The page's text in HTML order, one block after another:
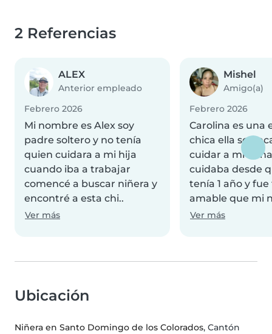
2 Referencias
ALEX
Anterior empleado
Febrero 2026
Mi nombre es Alex soy
padre soltero y no tenía
quien cuidara a mi hija
cuando iba a trabajar
comencé a buscar niñera y
encontré a esta chi..
Ver más
Mishel
Amigo(a)
Febrero 2026
Carolina es una
chica ella se
cuidar a mi
cuidaba desde
tenía 1 año y
amable que mi
Ver más
Ubicación
Niñera en Santo Domingo de los Colorados, Cantón